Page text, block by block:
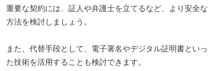
重要な契約には、証人や弁護士を立てるなど、より安全な
方法を検討しましょう。
また、代替手段として、電子署名やデジタル証明書といっ
た技術を活用することも検討できます。